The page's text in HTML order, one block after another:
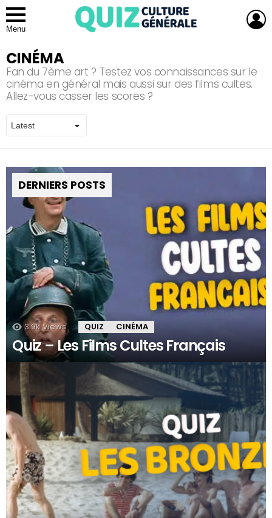
Menu
CINÉMA
Fan du 7ème art ? Testez vos connaissances sur le
cinéma en général mais aussi sur des films cultes.
Allez-vous casser les scores ?
DERNIERS POSTS
3.9k Views QUIZ CINÉMA
Quiz – Les Films Cultes Français